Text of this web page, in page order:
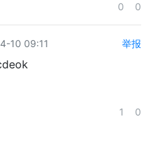
0 0
10 09:11 举报
1 0